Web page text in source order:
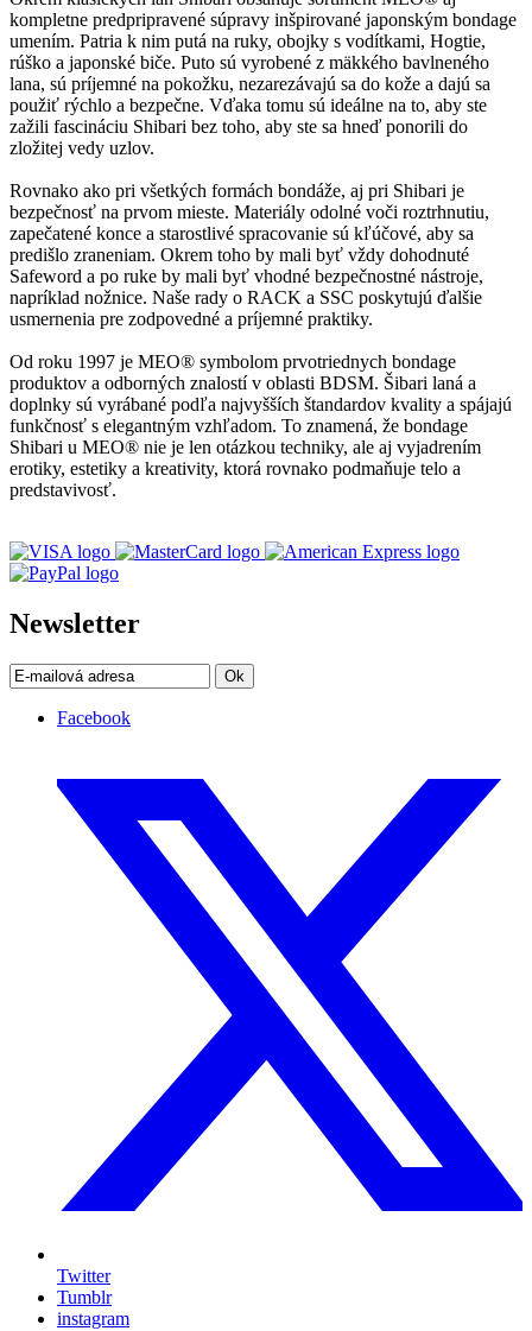
kompletne predpripravené súpravy inšpirované japonským bondage
umením. Patria k nim putá na ruky, obojky s vodítkami, Hogtie,
rúško a japonské biče. Puto sú vyrobené z mäkkého bavlneného
lana, sú príjemné na pokožku, nezarezávajú sa do kože a dajú sa
použiť rýchlo a bezpečne. Vďaka tomu sú ideálne na to, aby ste
zažili fascináciu Shibari bez toho, aby ste sa hneď ponorili do
zložitej vedy uzlov.
Rovnako ako pri všetkých formách bondáže, aj pri Shibari je
bezpečnosť na prvom mieste. Materiály odolné voči roztrhnutiu,
zapečatené konce a starostlivé spracovanie sú kľúčové, aby sa
predišlo zraneniam. Okrem toho by mali byť vždy dohodnuté
Safeword a po ruke by mali byť vhodné bezpečnostné nástroje,
napríklad nožnice. Naše rady o RACK a SSC poskytujú ďalšie
usmernenia pre zodpovedné a príjemné praktiky.
Od roku 1997 je MEO® symbolom prvotriednych bondage
produktov a odborných znalostí v oblasti BDSM. Šibari laná a
doplnky sú vyrábané podľa najvyšších štandardov kvality a spájajú
funkčnosť s elegantným vzhľadom. To znamená, že bondage
Shibari u MEO® nie je len otázkou techniky, ale aj vyjadrením
erotiky, estetiky a kreativity, ktorá rovnako podmaňuje telo a
predstavivosť.
Newsletter
Ok
Facebook
Twitter
Tumblr
instagram